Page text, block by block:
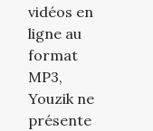
vidéos en
ligne au
format
MP3,
Youzik ne
présente